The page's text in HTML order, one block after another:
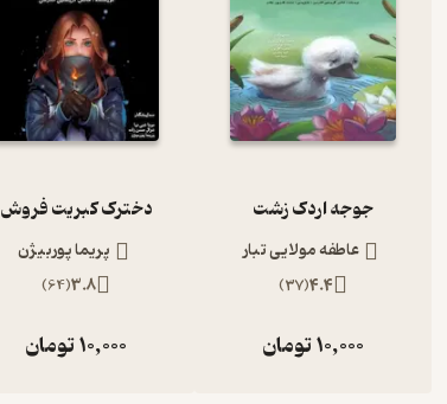
جوجه اردک زشت
عاطفه مولایی تبار
4.4
(
37
)
10,000تومان
دخترک کبریت فروش
پریما پوربیژن
3.8
(
64
)
10,000تومان